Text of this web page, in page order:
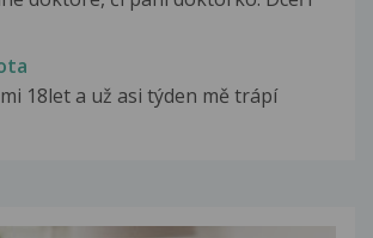
18let a už asi týden mě trápí